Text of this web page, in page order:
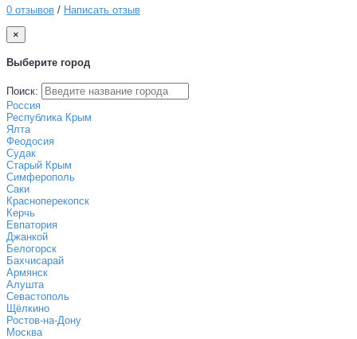
0 отзывов / Написать отзыв
×
Выберите город
Поиск:
Россия
Республика Крым
Ялта
Феодосия
Судак
Старый Крым
Симферополь
Саки
Красноперекопск
Керчь
Евпатория
Джанкой
Белогорск
Бахчисарай
Армянск
Алушта
Севастополь
Щёлкино
Ростов-на-Дону
Москва